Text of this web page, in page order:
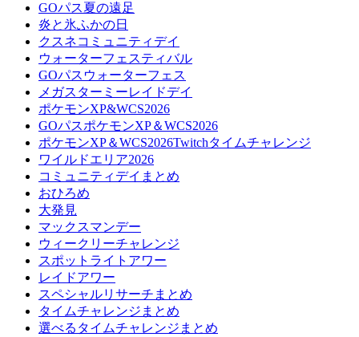
GOパス夏の遠足
炎と氷ふかの日
クスネコミュニティデイ
ウォーターフェスティバル
GOパスウォーターフェス
メガスターミーレイドデイ
ポケモンXP&WCS2026
GOパスポケモンXP＆WCS2026
ポケモンXP＆WCS2026Twitchタイムチャレンジ
ワイルドエリア2026
コミュニティデイまとめ
おひろめ
大発見
マックスマンデー
ウィークリーチャレンジ
スポットライトアワー
レイドアワー
スペシャルリサーチまとめ
タイムチャレンジまとめ
選べるタイムチャレンジまとめ